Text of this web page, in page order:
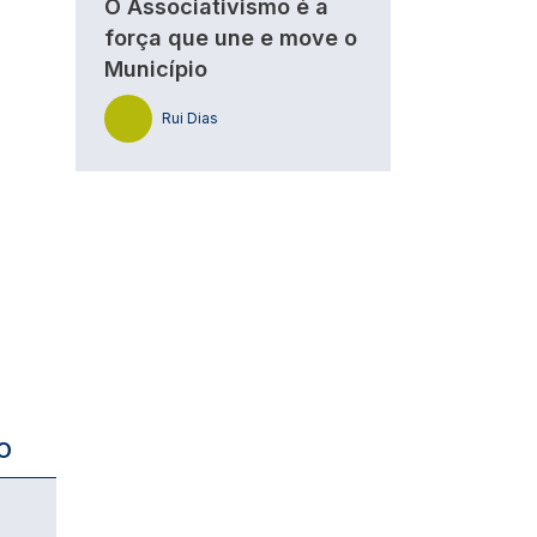
O Associativismo é a
força que une e move o
Município
Rui Dias